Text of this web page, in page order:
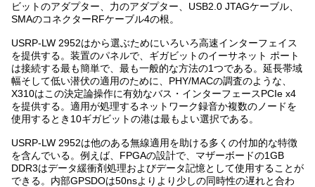
ビットのアダプター、力のアダプター、USB2.0 JTAGケーブル、
SMAのコネクターRFケーブル4の根。
USRP-LW 2952はから選ぶためにいろいろ高速インターフェイス
を提供する。装置のパネルで、ギガビットのイーサネット ポート
は接続する最も簡単で、最も一般的な方法の1つである。延長帯域
幅そして低い潜伏の適用のために、PHY/MACの調査のような、
X310はこの決定論操作に有効なバス・インターフェースPCIe x4
を提供する。適用が処理するネットワーク録音か複数のノードを
使用するとき10ギガビットの港は最もよい選択である。
USRP-LW 2952は他のある無線適用を助ける多くの付加的な特徴
を含んでいる。例えば、FPGAの設計で、マザーボードの1GB
DDR3はデータ緩衝剤処理およびデータ記憶として使用することが
できる。内部GPSDOは50nsよりより少しの同時性の遅れと合わ